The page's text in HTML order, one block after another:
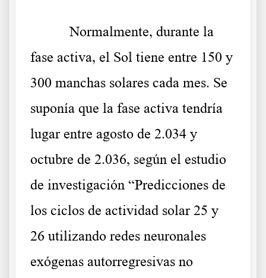
Normalmente, durante la
fase activa, el Sol tiene entre 150 y
300 manchas solares cada mes. Se
suponía que la fase activa tendría
lugar entre agosto de 2.034 y
octubre de 2.036, según el estudio
de investigación “Predicciones de
los ciclos de actividad solar 25 y
26 utilizando redes neuronales
exógenas autorregresivas no